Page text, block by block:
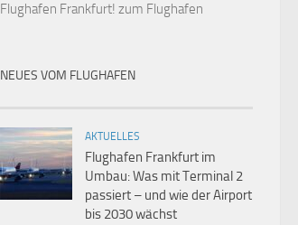
Flughafen Frankfurt! zum Flughafen
NEUES VOM FLUGHAFEN
AKTUELLES
Flughafen Frankfurt im
Umbau: Was mit Terminal 2
passiert – und wie der Airport
bis 2030 wächst